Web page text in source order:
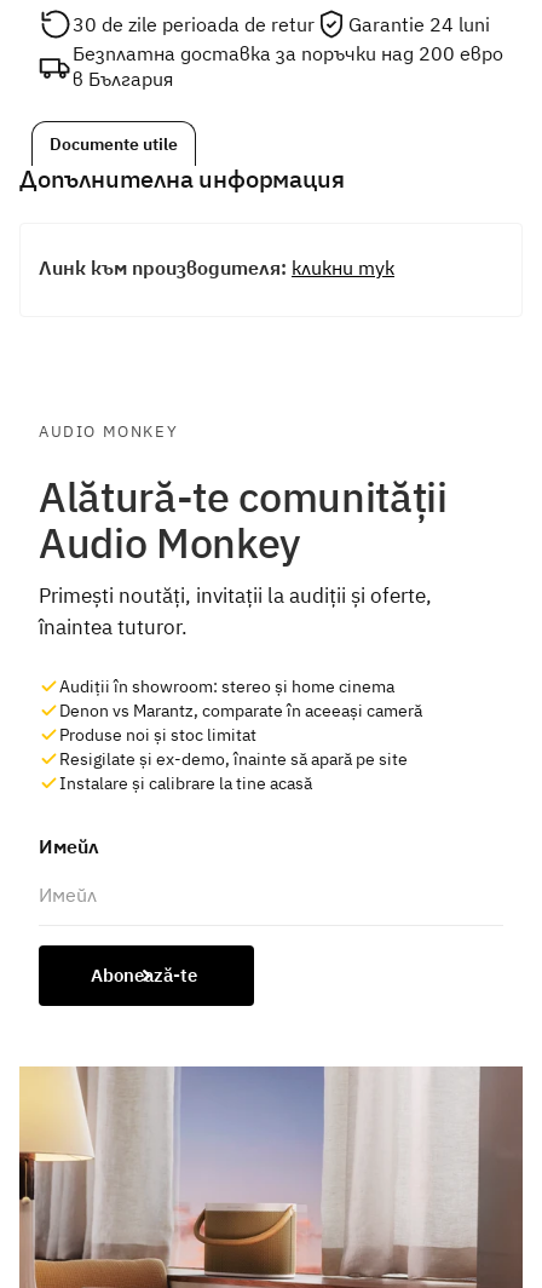
30 de zile perioada de retur
Garantie 24 luni
Безплатна доставка за поръчки над 200 евро
в България
Documente utile
Допълнителна информация
Линк към производителя: кликни тук
AUDIO MONKEY
Alătură-te comunității
Audio Monkey
Primești noutăți, invitații la audiții și oferte,
înaintea tuturor.
Audiții în showroom: stereo și home cinema
Denon vs Marantz, comparate în aceeași cameră
Produse noi și stoc limitat
Resigilate și ex-demo, înainte să apară pe site
Instalare și calibrare la tine acasă
Имейл
Abonează-te